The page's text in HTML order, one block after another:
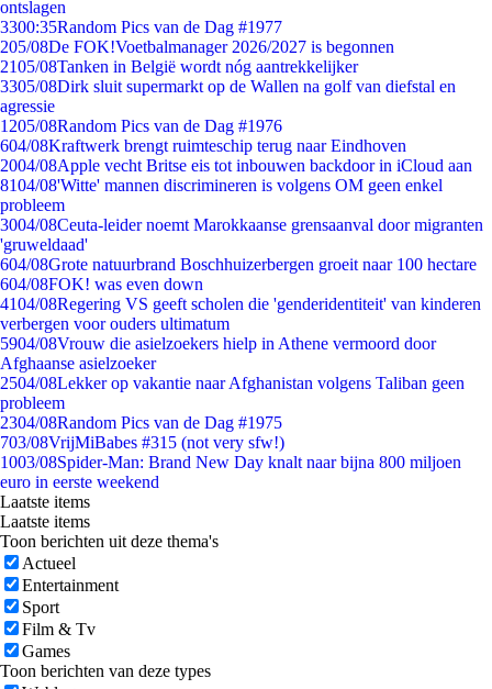
ontslagen
3300:35Random Pics van de Dag #1977
205/08De FOK!Voetbalmanager 2026/2027 is begonnen
2105/08Tanken in België wordt nóg aantrekkelijker
3305/08Dirk sluit supermarkt op de Wallen na golf van diefstal en
agressie
1205/08Random Pics van de Dag #1976
604/08Kraftwerk brengt ruimteschip terug naar Eindhoven
2004/08Apple vecht Britse eis tot inbouwen backdoor in iCloud aan
8104/08'Witte' mannen discrimineren is volgens OM geen enkel
probleem
3004/08Ceuta-leider noemt Marokkaanse grensaanval door migranten
'gruweldaad'
604/08Grote natuurbrand Boschhuizerbergen groeit naar 100 hectare
604/08FOK! was even down
4104/08Regering VS geeft scholen die 'genderidentiteit' van kinderen
verbergen voor ouders ultimatum
5904/08Vrouw die asielzoekers hielp in Athene vermoord door
Afghaanse asielzoeker
2504/08Lekker op vakantie naar Afghanistan volgens Taliban geen
probleem
2304/08Random Pics van de Dag #1975
703/08VrijMiBabes #315 (not very sfw!)
1003/08Spider-Man: Brand New Day knalt naar bijna 800 miljoen
euro in eerste weekend
Laatste items
Laatste items
Toon berichten uit deze thema's
Actueel
Entertainment
Sport
Film & Tv
Games
Toon berichten van deze types